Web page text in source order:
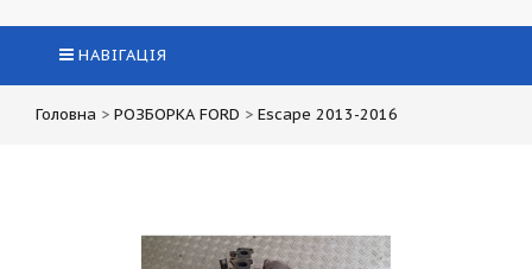
НАВІГАЦІЯ
Головна > РОЗБОРКА FORD > Escape 2013-2016